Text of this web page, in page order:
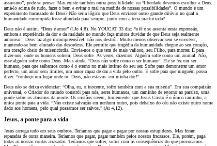
assassino”, pode-se pensar. Mas existe também outra possibilidade: na “liberdade devemos escolher a Deus,
amá-lo acima de tudo, fazer o bem e evitar o mal na medida de nossas possibilidades”. O mundo é um
experimento fracassado de Deus? Não seria lógico que Deus enviasse outro grande dilúvio no qual a
humanidade corrompida fosse afundada para sempre, junto com a terra martirizada?
Deus não é assim. “Deus é amor” (1Jo 4,8). No YOUCAT 33 diz: “a fé é se assenta nesta expressão,
embora a experiência da dor e da maldade no mundo faça muitos duvidar de que Deus seja realmente
amoroso”. Deus faz algo incompreensível: não nos destrói. Muito menos observar sem se envolver,
mantendo-se bem afastado das desordens. Ele permite que tragédia da humanidade chegue ao seu coração,
um coração cheio de misericórdia. Envia-nos o que tem de mais valioso, seu Filho, para morrer. É para
dizer-nos: onde os homens sofrem, Deus sofre. Às vezes, dizemos: Alguém sofre como um animal. Não,
esse alguém sofre como Deus. Mais ainda, “Deus não sofre como o ser humano”; Ele se fez um ser
humano, para que saibamos como é o eterno no mais íntimo do seu ser. Sofre para demonstrar um amor
perfeito, um amor sem limites, um amor capaz de dar a vida pelo outro. E sofre para que ninguém possa
dizer: “conheço um lugar onde tu, Deus, não estavas: em minha dor!”.
Deus não se deixa evidenciar: “Olha, eu, o inocente, sofro também com a sua miséria”. Em sua compaixão
universal, o Criador do mundo constrói para nós, seres humanos, um caminho de retorno ao paraíso, uma
ponte sobre os abismos da morte. Os cristãos creem, firmemente, que Jesus Cristo é o único caminho, a
única ponte para a vida. “Não existe salvação em nenhum outro, pois debaixo do céu não existe outro nome
dado aos homens, pelo qual possamos ser salvos.” (At 4,12).
Jesus, a ponte para a vida
Jesus carrega tudo em seus ombros. Teríamos que pagar e pagar por nossas estupidezes. Mas foram
reparadas de outra maneira. Teríamos que pagar, pagar também pelos nossos fracassos. Ele, porém, paga
todas as nossas contas atrasadas. Teríamos que sofrer, sofrer com as consequências do que provocamos.